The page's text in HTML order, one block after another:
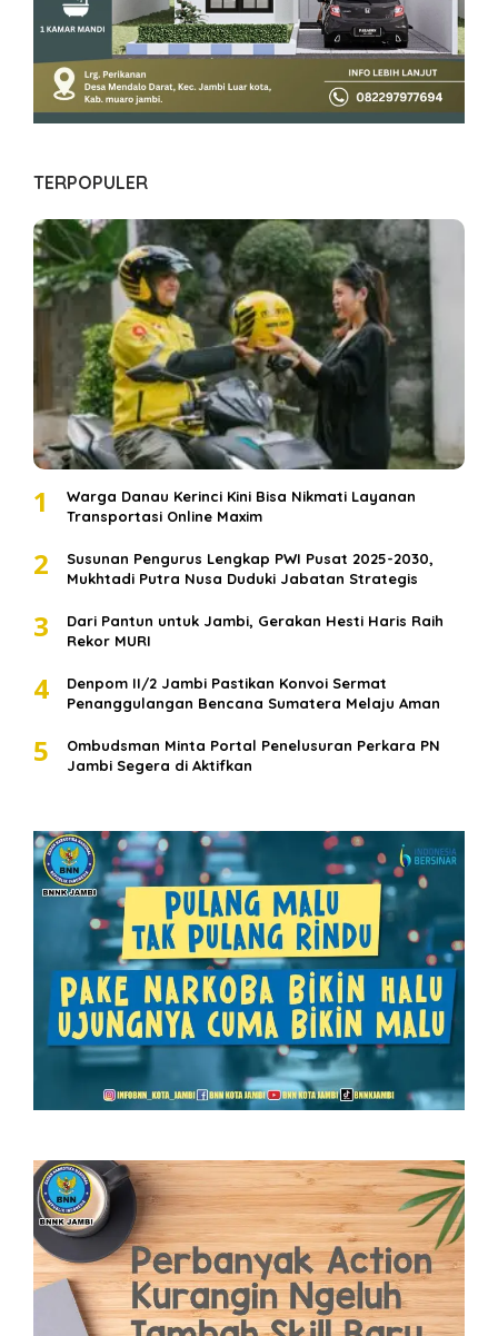
TERPOPULER
1
Warga Danau Kerinci Kini Bisa Nikmati Layanan
Transportasi Online Maxim
2
Susunan Pengurus Lengkap PWI Pusat 2025-2030,
Mukhtadi Putra Nusa Duduki Jabatan Strategis
3
Dari Pantun untuk Jambi, Gerakan Hesti Haris Raih
Rekor MURI
4
Denpom II/2 Jambi Pastikan Konvoi Sermat
Penanggulangan Bencana Sumatera Melaju Aman
5
Ombudsman Minta Portal Penelusuran Perkara PN
Jambi Segera di Aktifkan